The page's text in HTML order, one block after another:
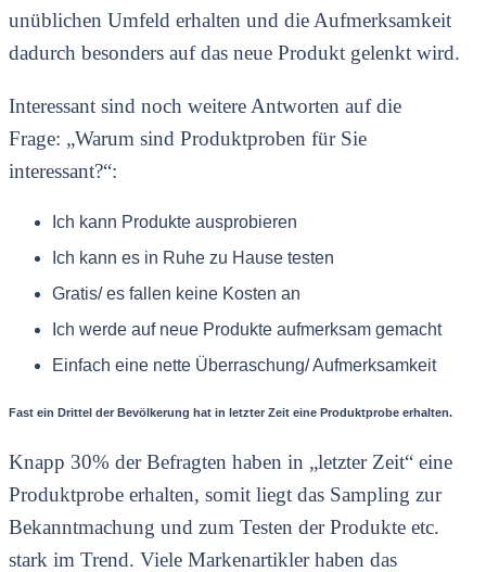
unüblichen Umfeld erhalten und die Aufmerksamkeit
dadurch besonders auf das neue Produkt gelenkt wird.
Interessant sind noch weitere Antworten auf die
Frage: „Warum sind Produktproben für Sie
interessant?“:
Ich kann Produkte ausprobieren
Ich kann es in Ruhe zu Hause testen
Gratis/ es fallen keine Kosten an
Ich werde auf neue Produkte aufmerksam gemacht
Einfach eine nette Überraschung/ Aufmerksamkeit
Fast ein Drittel der Bevölkerung hat in letzter Zeit eine Produktprobe erhalten.
Knapp 30% der Befragten haben in „letzter Zeit“ eine
Produktprobe erhalten, somit liegt das Sampling zur
Bekanntmachung und zum Testen der Produkte etc.
stark im Trend. Viele Markenartikler haben das